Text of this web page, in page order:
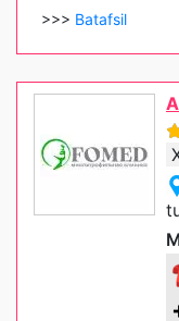
>>> Batafsil